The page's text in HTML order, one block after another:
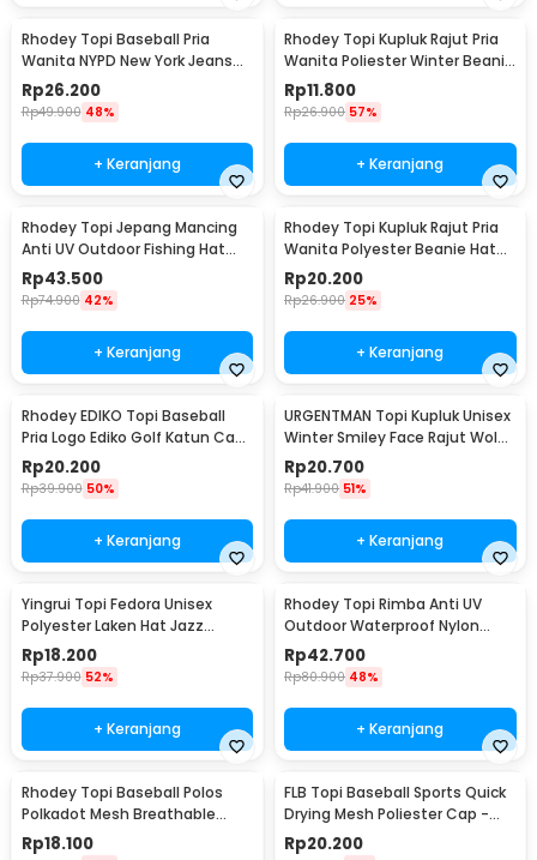
Rhodey Topi Baseball Pria
Wanita NYPD New York Jeans
Polyester Cap - S8R
Rp26.200
Rp49.900 48%
+ Keranjang
Rhodey Topi Kupluk Rajut Pria
Wanita Poliester Winter Beanie
Hat - R54
Rp11.800
Rp26.900 57%
+ Keranjang
Rhodey Topi Jepang Mancing
Anti UV Outdoor Fishing Hat
Nylon - MH011
Rp43.500
Rp74.900 42%
+ Keranjang
Rhodey Topi Kupluk Rajut Pria
Wanita Polyester Beanie Hat
Winter - EC002
Rp20.200
Rp26.900 25%
+ Keranjang
Rhodey EDIKO Topi Baseball
Pria Logo Ediko Golf Katun Cap
Long Visor - RB68
Rp20.200
Rp39.900 50%
+ Keranjang
URGENTMAN Topi Kupluk Unisex
Winter Smiley Face Rajut Wol
Beanie Hat - NM-DS01
Rp20.700
Rp41.900 51%
+ Keranjang
Yingrui Topi Fedora Unisex
Polyester Laken Hat Jazz
Classic Vintage - M-58
Rp18.200
Rp37.900 52%
+ Keranjang
Rhodey Topi Rimba Anti UV
Outdoor Waterproof Nylon
Boonie Hat - AFS5
Rp42.700
Rp80.900 48%
+ Keranjang
Rhodey Topi Baseball Polos
Polkadot Mesh Breathable
Katun Poliester - MZ237
Rp18.100
FLB Topi Baseball Sports Quick
Drying Mesh Poliester Cap -
QEWI
Rp20.200